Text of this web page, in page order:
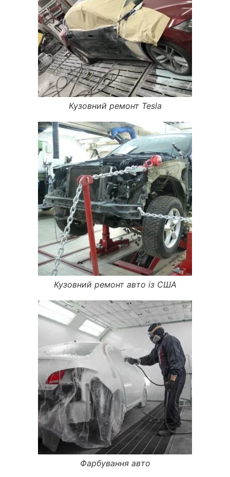
Кузовний ремонт Tesla
Кузовний ремонт авто із США
Фарбування авто